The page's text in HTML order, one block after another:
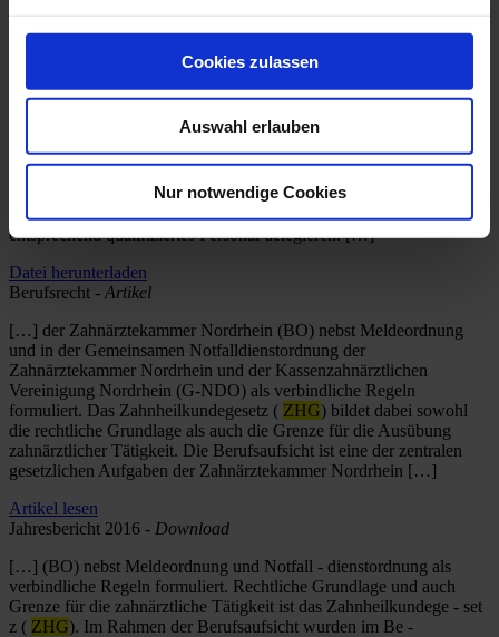
Cookies zulassen
Auswahl erlauben
Nur notwendige Cookies
Suche nach: zhg
04.12.2019 689 Zahnärztekammer gationsmöglichkeiten in der
Zahnheilkunde weiterhin nach § 1 Abs. 5 und 6 des
approbierte Zahnärzte u. a. das „Ent- fernen von weichen und harten
sowie klinisch erreichbaren sub- gingivalen Belägen" an
entsprechend qualifiziertes Personal delegieren. […]
Datei herunterladen
Berufsrecht - Artikel
[…] der Zahnärztekammer Nordrhein (BO) nebst Meldeordnung
und in der Gemeinsamen Notfalldienstordnung der
Zahnärztekammer Nordrhein und der Kassenzahnärztlichen
Vereinigung Nordrhein (G-NDO) als verbindliche Regeln
formuliert. Das Zahnheilkundegesetz ( ZHG) bildet dabei sowohl
die rechtliche Grundlage als auch die Grenze für die Ausübung
zahnärztlicher Tätigkeit. Die Berufsaufsicht ist eine der zentralen
gesetzlichen Aufgaben der Zahnärztekammer Nordrhein […]
Artikel lesen
Jahresbericht 2016 - Download
[…] (BO) nebst Meldeordnung und Notfall - dienstordnung als
verbindliche Regeln formuliert. Rechtliche Grundlage und auch
Grenze für die zahnärztliche Tätigkeit ist das Zahnheilkundege - set
z ( ZHG). Im Rahmen der Berufsaufsicht wurden im Be -